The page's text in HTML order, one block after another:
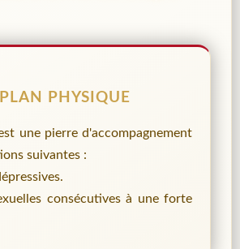
PLAN PHYSIQUE
une pierre d'accompagnement
suivantes :
consécutives à une forte